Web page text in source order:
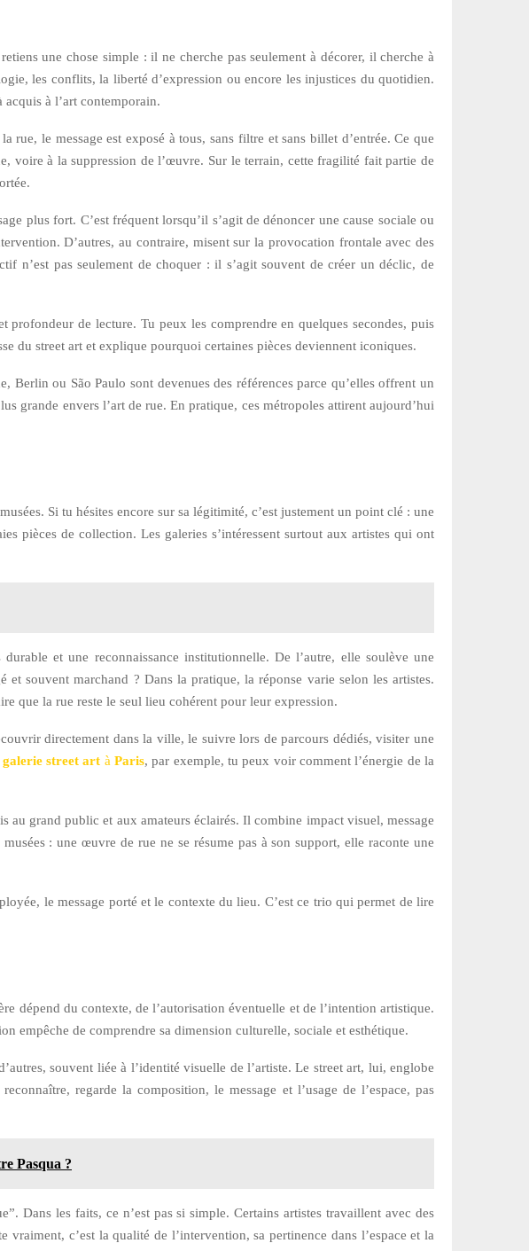
une chose simple : il ne cherche pas seulement à décorer, il cherche à
les conflits, la liberté d’expression ou encore les injustices du quotidien.
à l’art contemporain.
rue, le message est exposé à tous, sans filtre et sans billet d’entrée. Ce que
voire à la suppression de l’œuvre. Sur le terrain, cette fragilité fait partie de
plus fort. C’est fréquent lorsqu’il s’agit de dénoncer une cause sociale ou
D’autres, au contraire, misent sur la provocation frontale avec des
n’est pas seulement de choquer : il s’agit souvent de créer un déclic, de
de lecture. Tu peux les comprendre en quelques secondes, puis
du street art et explique pourquoi certaines pièces deviennent iconiques.
ou São Paulo sont devenues des références parce qu’elles offrent un
grande envers l’art de rue. En pratique, ces métropoles attirent aujourd’hui
Si tu hésites encore sur sa légitimité, c’est justement un point clé : une
pièces de collection. Les galeries s’intéressent surtout aux artistes qui ont
et une reconnaissance institutionnelle. De l’autre, elle soulève une
souvent marchand ? Dans la pratique, la réponse varie selon les artistes.
que la rue reste le seul lieu cohérent pour leur expression.
directement dans la ville, le suivre lors de parcours dédiés, visiter une
galerie street art àParis, par exemple, tu peux voir comment l’énergie de la
au grand public et aux amateurs éclairés. Il combine impact visuel, message
: une œuvre de rue ne se résume pas à son support, elle raconte une
le message porté et le contexte du lieu. C’est ce trio qui permet de lire
dépend du contexte, de l’autorisation éventuelle et de l’intention artistique.
empêche de comprendre sa dimension culturelle, sociale et esthétique.
souvent liée à l’identité visuelle de l’artiste. Le street art, lui, englobe
regarde la composition, le message et l’usage de l’espace, pas
Pasqua ?
Dans les faits, ce n’est pas si simple. Certains artistes travaillent avec des
c’est la qualité de l’intervention, sa pertinence dans l’espace et la